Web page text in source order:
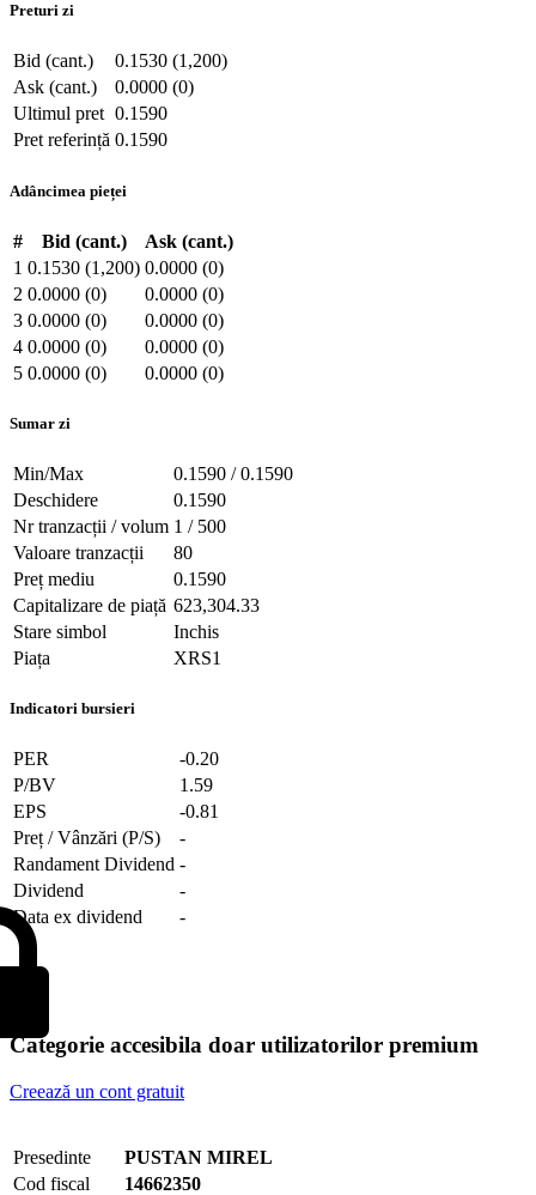
Preturi zi
Bid (cant.)
0.1530 (1,200)
Ask (cant.)
0.0000 (0)
Ultimul pret 0.1590
Pret referință 0.1590
Adâncimea pieței
# Bid (cant.)
Ask (cant.)
1 0.1530 (1,200) 0.0000 (0)
2 0.0000 (0)
0.0000 (0)
3 0.0000 (0)
0.0000 (0)
4 0.0000 (0)
0.0000 (0)
5 0.0000 (0) 0.0000 (0)
Sumar zi
Min/Max
0.1590 / 0.1590
Deschidere
0.1590
Nr tranzacții / volum 1 / 500
Valoare tranzacții
80
Preț mediu
0.1590
Capitalizare de piață 623,304.33
Stare simbol
Inchis
Piața
XRS1
Indicatori bursieri
PER
-0.20
P/BV
1.59
EPS
-0.81
Preț / Vânzări (P/S)
-
Randament Dividend -
Dividend
-
Data ex dividend
-
Categorie accesibila doar utilizatorilor premium
Creează un cont gratuit
Presedinte
PUSTAN MIREL
Cod fiscal
14662350